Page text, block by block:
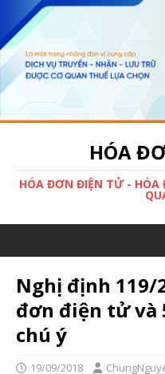
HÓA
HÓA ĐƠN ĐIỆN TỬ - HÓA
Nghị định 119/
đơn điện tử và
chú ý
19/09/2018